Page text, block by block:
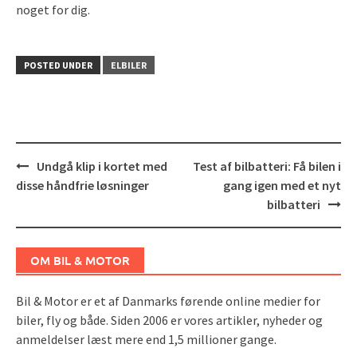
noget for dig.
POSTED UNDER ELBILER
Post
navigation
Undgå klip i kortet med
disse håndfrie løsninger
Test af bilbatteri: Få bilen i
gang igen med et nyt
bilbatteri
OM BIL & MOTOR
Bil & Motor er et af Danmarks førende online medier for
biler, fly og både. Siden 2006 er vores artikler, nyheder og
anmeldelser læst mere end 1,5 millioner gange.